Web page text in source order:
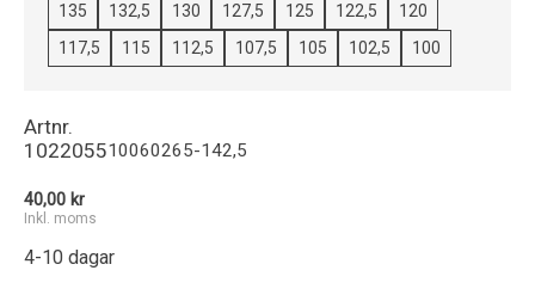
135
132,5 130 127,5 125 122,5
120
117,5
115 112,5 107,5 105 102,5 100
Artnr.
102205510060265-142,5
40,00 kr
Inkl. moms
4-10 dagar